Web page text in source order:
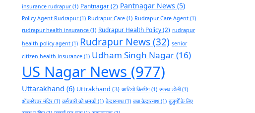
insurance rudrapur(1) Pantnagar(2) Pantnagar News (5)
Policy Agent Rudrapur(1) Rudrapur Care (1) Rudrapur Care Agent (1)
rudrapur health insurance (1) Rudrapur Health Policy(2) rudrapur
health policy agent (1) Rudrapur News(32) senior
citizen health insurance (1) Udham Singh Nagar(16)
US Nagar News (977)
Uttarakhand (6) Uttrakhand (3) आडियो क्लिपिंग (1) उत्सव डोली(1)
ओंकारेश्वर मंदिर (1) कर्मचारी को धमकी(1) केदारनाथ(1) बाबा केदारनाथ(1) बुज़ुर्गों के लिए